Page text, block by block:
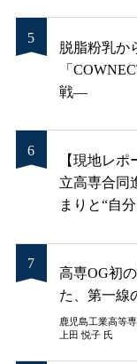
脱脂粉乳か
「
戦―
【現地レ
立高専合同
まりと“自
高専OG初
た、第一線
鹿児島工業高等
上田 悦子 氏